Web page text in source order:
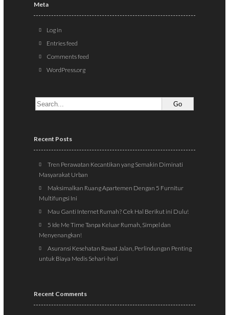
Meta
Log in
Entries feed
Comments feed
WordPress.org
Recent Posts
Tren Perawatan Kecantikan yang Semakin Diminati
Masyarakat Urban
Maksimalkan Ruang Apartemen Dengan 5 Furnitur
Multifungsi Ini
Mau Ganti Internet Rumah? Cek Hal Berikut ini Dulu!
5 Ide Me Time Tanpa Keluar Rumah, Simpel dan
Menyenangkan!
Asuransi Kesehatan Rawat Jalan, Perlindungan Penting
untuk Biaya Medis Sehari-hari
Recent Comments